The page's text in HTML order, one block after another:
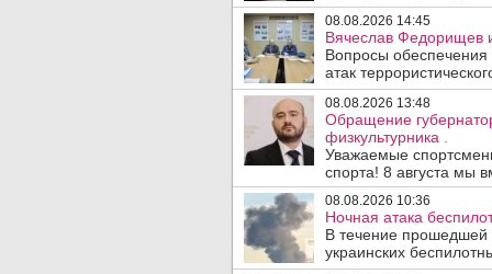
08.08.2026 14:45
Вячеслав Федорищев
Вопросы обеспечения
атак
08.08.2026 13:48
Обращение
физкультурника .
Уважаемые
спорта! 8 августа мы
08.08.2026 10:36
Ночная атака
В течение
украинских